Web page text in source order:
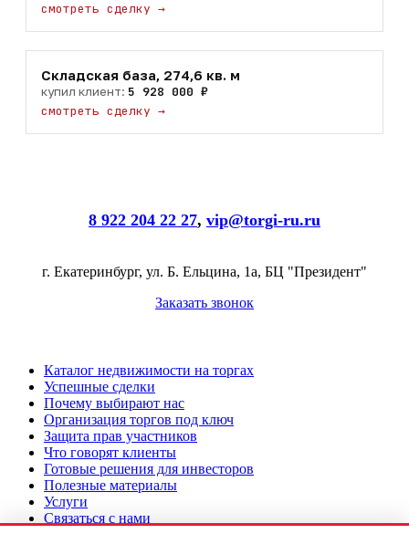
смотреть сделку →
Складская база, 274,6 кв. м
купил клиент: 5 928 000 ₽
смотреть сделку →
8 922 204 22 27, vip@torgi-ru.ru
г. Екатеринбург, ул. Б. Ельцина, 1а, БЦ "Президент"
Заказать звонок
Каталог недвижимости на торгах
Успешные сделки
Почему выбирают нас
Организация торгов под ключ
Защита прав участников
Что говорят клиенты
Готовые решения для инвесторов
Полезные материалы
Услуги
Связаться с нами